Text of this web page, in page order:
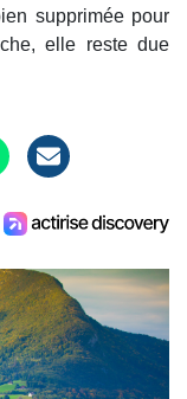
supprimée pour
elle reste due